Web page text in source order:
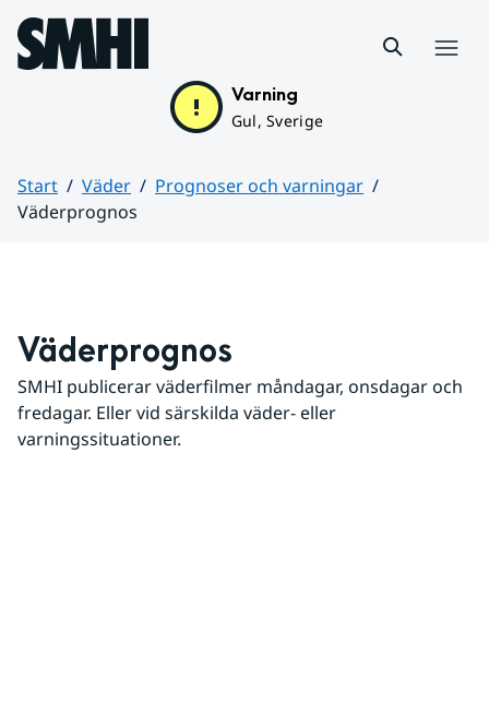
Hoppa till sidans innehåll
Varning
Gul, Sverige
Start Väder
Prognoser och varningar
Väderprognos
Väderprognos
SMHI publicerar väderfilmer måndagar, onsdagar och
fredagar. Eller vid särskilda väder- eller
varningssituationer.